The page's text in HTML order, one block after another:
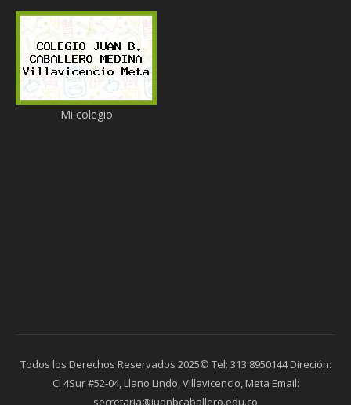
Mi colegio
Todos los Derechos Reservados 2025© Tel: 313 8950144 Direción:
Cl 4Sur #52-04, Llano Lindo, Villavicencio, Meta Email:
secretaria@juanbcaballero.edu.co